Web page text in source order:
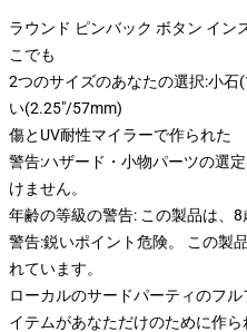
ラウンド ピンバック ボタン イン
こでも
2つのサイズのあなたの選択:小
い(2.25"/57mm)
傷とUV耐性マイラーで作られた
警告:ハザード・小物パーツの選
けません。
年齢の等級の警告: この製品は、8
警告:鋭いポイント危険。 この製
れています。
ローカルのサードパーティのフ
イテムがあなただけのために作